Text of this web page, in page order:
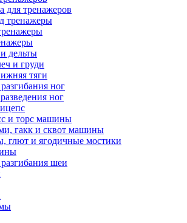
для тренажеров
тренажеры
дельты
и груди
тяги
ног
ног
и торс машины
гакк и сквот машины
глют и ягодичные мостики
шеи